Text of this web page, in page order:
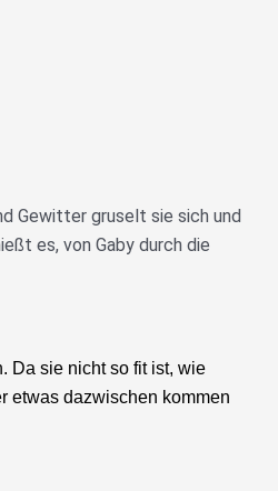
Gewitter gruselt sie sich und
es, von Gaby durch die
Da sie nicht so fit ist, wie
etwas dazwischen kommen